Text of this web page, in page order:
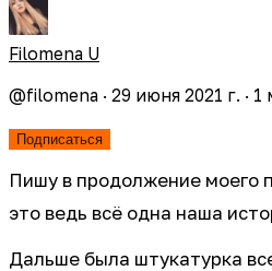
Filomena U
@filomena · 29 июня 2021 г. · 1
Подписаться
Пишу в продолжение моего
это ведь всё одна наша
Дальше была штукатурка